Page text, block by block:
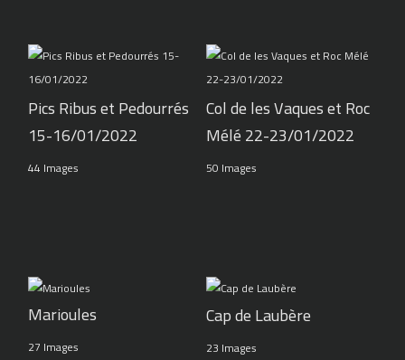
Pics Ribus et Pedourrés
15-16/01/2022
44 Images
Col de les Vaques et Roc
Mélé 22-23/01/2022
50 Images
Marioules
27 Images
Cap de Laubère
23 Images